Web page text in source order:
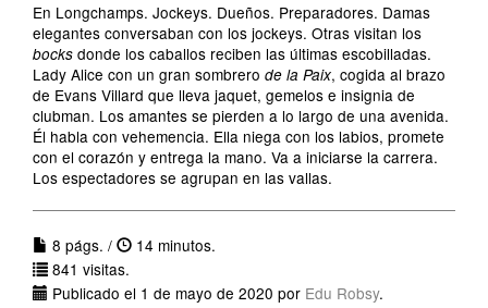
En Longchamps. Jockeys. Dueños. Preparadores. Damas
elegantes conversaban con los jockeys. Otras visitan los
bocks donde los caballos reciben las últimas escobilladas.
Lady Alice con un gran sombrero de la Paix, cogida al brazo
de Evans Villard que lleva jaquet, gemelos e insignia de
clubman. Los amantes se pierden a lo largo de una avenida.
Él habla con vehemencia. Ella niega con los labios, promete
con el corazón y entrega la mano. Va a iniciarse la carrera.
Los espectadores se agrupan en las vallas.
8 págs. /
14 minutos.
841 visitas.
Publicado el 1 de mayo de 2020 por Edu Robsy.